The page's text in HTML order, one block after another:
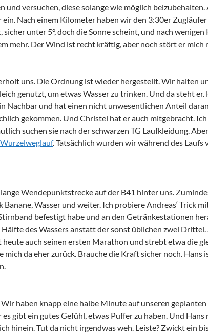
und versuchen, diese solange wie möglich
ein. Nach einem Kilometer haben wir den 3:30er
sicher unter 5°, doch die Sonne scheint, und nach
mehr. Der Wind ist recht kräftig, aber noch stört er mich
uns. Die Ordnung ist wieder hergestellt. Wir halten
genutzt, um etwas Wasser zu trinken. Und da steht
Nachbar und hat einen nicht unwesentlichen Anteil
gekommen. Und Christel hat er auch mitgebracht.
suchen sie nach der schwarzen TG Laufkleidung.
Wurzelweglauf. Tatsächlich wurden wir während des
Wendepunktstrecke auf der B41 hinter uns.
Banane, Wasser und weiter. Ich probiere Andreas‘ Trick
befestigt habe und an den Getränkestationen
des Wassers anstatt der sonst üblichen zwei
heute auch seinen ersten Marathon und strebt etwa die
da eher zurück. Brauche die Kraft sicher noch. Hans
haben knapp eine halbe Minute auf unseren
gibt ein gutes Gefühl, etwas Puffer zu haben. Und
hinein. Tut da nicht irgendwas weh. Leiste? Zwickt ein